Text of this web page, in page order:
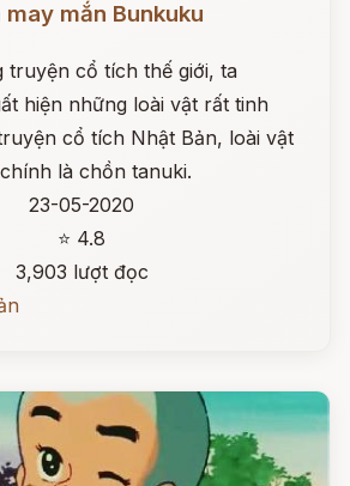
mắn Bunkuku
truyện cổ tích thế giới, ta
hiện những loài vật rất tinh
cổ tích Nhật Bản, loài vật
là chồn tanuki.
23-05-2020
⭐ 4.8
3,903 lượt đọc